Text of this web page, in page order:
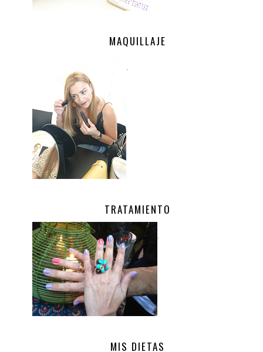
MAQUILLAJE
TRATAMIENTO
MIS DIETAS